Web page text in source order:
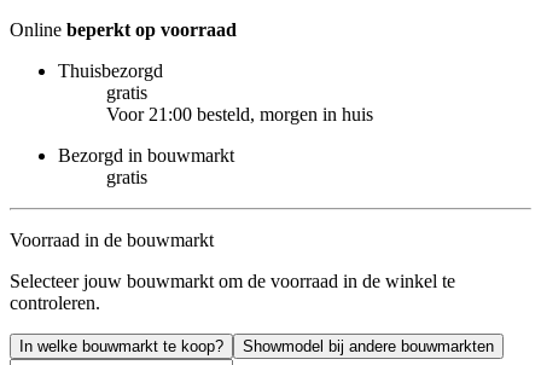
Online beperkt op voorraad
Thuisbezorgd
gratis
Voor 21:00 besteld, morgen in huis
Bezorgd in bouwmarkt
gratis
Voorraad in de bouwmarkt
Selecteer jouw bouwmarkt om de voorraad in de winkel te
controleren.
In welke bouwmarkt te koop? Showmodel bij andere bouwmarkten